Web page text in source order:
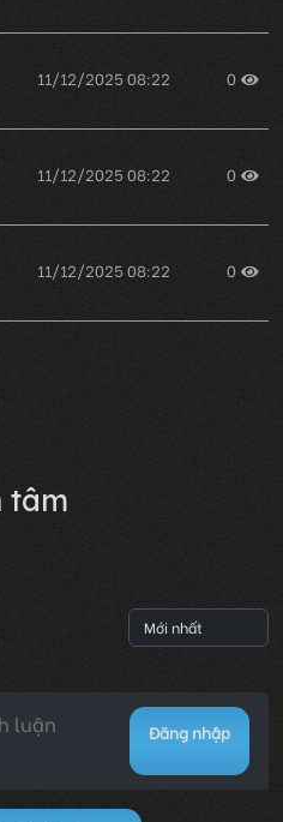
11/12/2025 08:22 0
11/12/2025 08:22 0
11/12/2025 08:22 0
tâm
Đăng nhập